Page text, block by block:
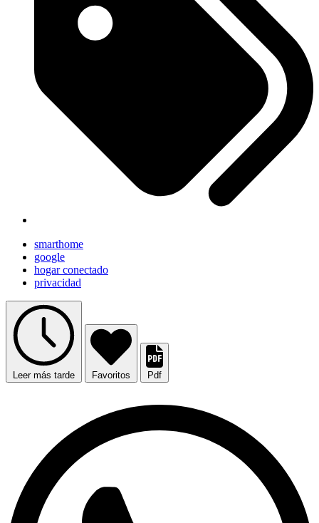
smarthome
google
hogar conectado
privacidad
Leer más tarde Favoritos Pdf